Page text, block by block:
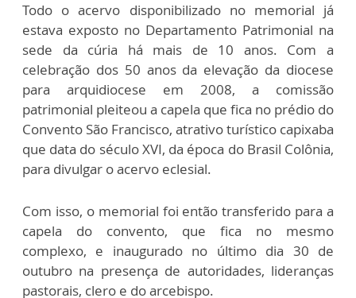
Todo o acervo disponibilizado no memorial já
estava exposto no Departamento Patrimonial na
sede da cúria há mais de 10 anos. Com a
celebração dos 50 anos da elevação da diocese
para arquidiocese em 2008, a comissão
patrimonial pleiteou a capela que fica no prédio do
Convento São Francisco, atrativo turístico capixaba
que data do século XVI, da época do Brasil Colônia,
para divulgar o acervo eclesial.
Com isso, o memorial foi então transferido para a
capela do convento, que fica no mesmo
complexo, e inaugurado no último dia 30 de
outubro na presença de autoridades, lideranças
pastorais, clero e do arcebispo.